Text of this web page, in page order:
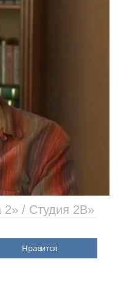
/ Студия 2В»
Нравится